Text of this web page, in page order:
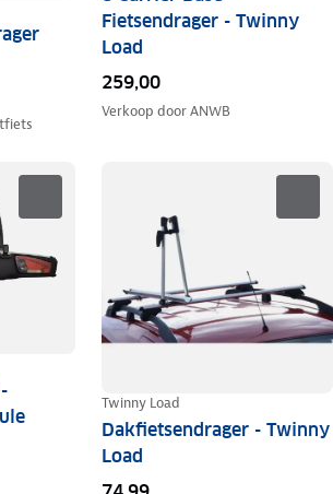
Fietsendrager - Twinny
Load
259,00
Verkoop doorANWB
Twinny Load
Dakfietsendrager - Twinny
Load